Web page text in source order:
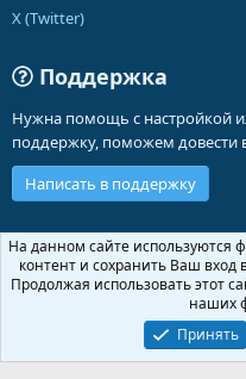
X (Twitter)
Поддержка
Нужна помощь с настройкой
поддержку, поможем довести
Написать в поддержку
Russian (RU)
Обратная связь
Условия и
Политика
Community platform by XenForo ® ©
На данном сайте используются
контент и сохранить Ваш вход
Продолжая использовать этот
наших
Принять